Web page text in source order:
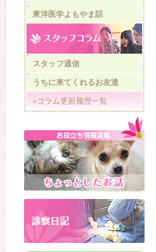
東洋医学よもやま話
スタッフ通信
うちに来てくれるお友達
»コラム更新履歴一覧